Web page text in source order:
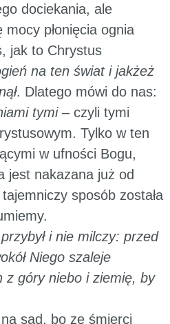
dociekania, ale
mocy płonięcia ognia
jak to Chrystus
na ten świat i jakżeż
. Dlatego mówi do nas:
tymi– czyli tymi
Tylko w ten
w ufności Bogu,
jest nakazana już od
sposób została
i nie milczy: przed
Niego szaleje
z góry niebo i ziemię, by
sąd, bo ze śmierci